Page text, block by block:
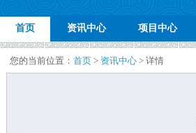
首页 资讯中心 项目中心
您的当前位置： 首页 > 资讯中心 > 详情